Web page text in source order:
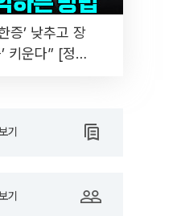
증’ 낮추고 장
키운다” [정치
기
기